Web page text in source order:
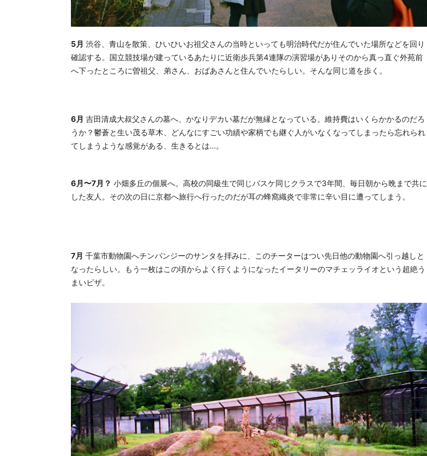
5月 渋谷、青山を散策、ひいひいお祖父さんの当時といっても明治時代だが住んでいた場所などを回り
確認する。国立競技場が建っているあたりに近衛歩兵第4連隊の演習場がありそのから真っ直ぐ外苑前
へ下ったところに曽祖父、弟さん、おばあさんと住んでいたらしい。そんな同じ道を歩く。
6月 吉田清成大叔父さんの墓へ、かなりデカい墓だが無縁となっている。維持費はいくらかかるのだろ
うか？鬱蒼と生い茂る草木、どんなにすごい功績や家柄でも継ぐ人がいなくなってしまったら忘れられ
てしまうような感覚がある、生きるとは…。
6月〜7月？ 小畑多丘の個展へ。高校の同級生で同じバスケ同じクラスで3年間、毎日朝から晩まで共に
した友人。その次の日に京都へ旅行へ行ったのだが耳の蜂窩織炎で非常に辛い目に遭ってしまう。
7月 千葉市動物園へチンパンジーのサンタを拝みに、このチーターはつい先日他の動物園へ引っ越しと
なったらしい。もう一枚はこの頃からよく行くようになったイータリーのマチェッライオという超絶う
まいピザ。